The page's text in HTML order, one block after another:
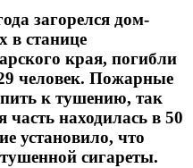
загорелся дом-
в станице
края, погибли
человек. Пожарные
к тушению, так
находилась в 50
установило, что
сигареты.